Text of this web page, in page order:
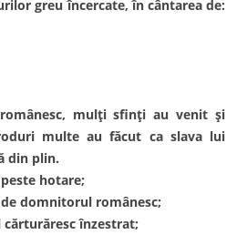
greu încercate, în cântarea de:
mulți sfinți au venit și
multe au făcut ca slava lui
din plin.
hotare;
domnitorul românesc;
cărturăresc înzestrat;